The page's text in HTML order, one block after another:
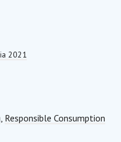
2021
, Responsible Consumption